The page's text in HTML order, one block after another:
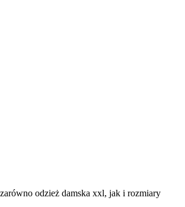
odzież damska xxl, jak i rozmiary